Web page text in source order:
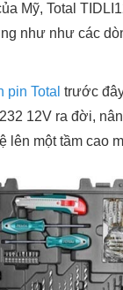
Mỹ, Total
như như các
pin Total trước
12V ra đời,
lên một tầm cao